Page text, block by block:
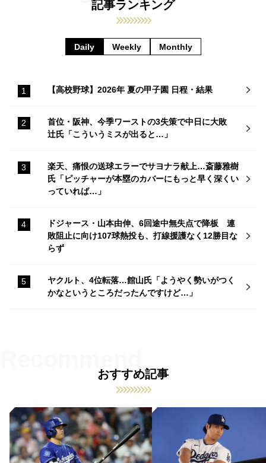
記事ランキング
Daily Weekly Monthly
【高校野球】2026年 夏の甲子園 日程・結果
首位・阪神、今季ワーストの3失策で中日に大敗
辻氏「こういうミスが出ると…」
楽天、痛恨の送球エラーでサヨナラ献上…斎藤雅樹
氏「ピッチャーが本塁のカバーにもっと早く深くい
っていれば…」
ドジャース・山本由伸、6回途中無失点で降板 連
敗阻止に向け107球熱投も、打線援護なく12勝目な
らず
ヤクルト、4位転落…館山氏「ようやく勢いがつく
かなというところだったんですけど…」
おすすめ記事